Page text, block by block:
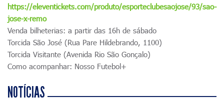
https://eleventickets.com/produto/esporteclubesaojose/93/sao-
jose-x-remo
Venda bilheterias: a partir das 16h de sábado
Torcida São José (Rua Pare Hildebrando, 1100)
Torcida Visitante (Avenida Rio São Gonçalo)
Como acompanhar: Nosso Futebol+
NOTÍCIAS